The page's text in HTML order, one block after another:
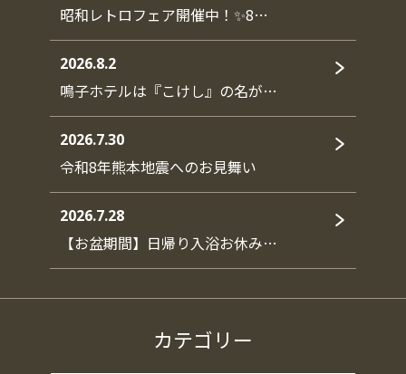
昭和レトロフェア開催中！✨8…
2026.8.2
鳴子ホテルは『こけし』の名が…
2026.7.30
令和8年熊本地震へのお見舞い
2026.7.28
【お盆期間】日帰り入浴お休み…
カテゴリー